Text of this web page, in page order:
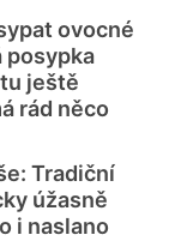
ovocné
posypka
ještě
rád něco
Tradiční
úžasně
i naslano